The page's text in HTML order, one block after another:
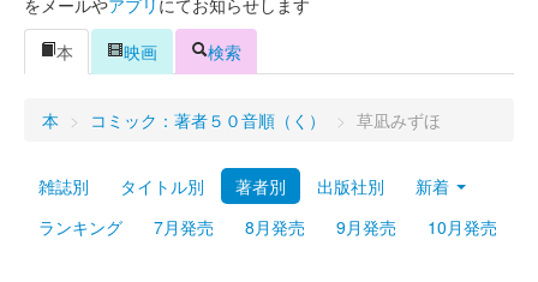
ログイン
Myシェルフ
プレミアム
をメールやアプリ にてお知らせします
本
映画 検索
本 > コミック：著者５０音順（く） > 草凪みずほ
雑誌別 タイトル別 著者別 出版社別
新着
ランキング
7月発売 8月発売 9月発売 10月発売